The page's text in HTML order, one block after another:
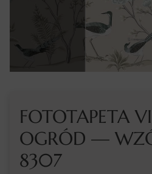
FOTOTAPETA
OGRÓD —
8307